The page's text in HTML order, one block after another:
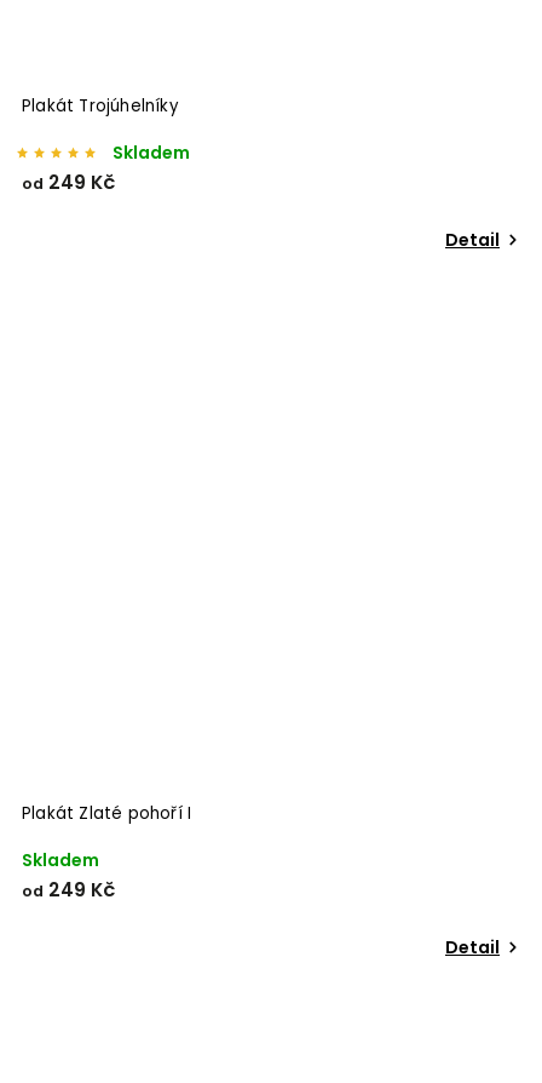
Plakát Trojúhelníky
Skladem
od 249 Kč
Detail
Plakát Zlaté pohoří I
Skladem
od 249 Kč
Detail